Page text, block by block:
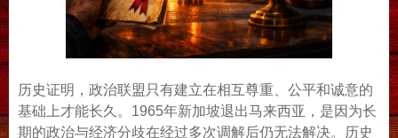
历史证明，政治联盟只有建立在相互尊重、公平和诚意的
基础上才能长久。1965年新加坡退出马来西亚，是因为长
期的政治与经济分歧在经过多次调解后仍无法解决。历史